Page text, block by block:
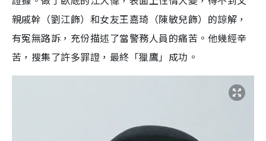
親戚幹（劉江飾）和女友王嘉琦（陳敏兒飾）的諒解，
有冤無路訴，充份描述了當警務人員的痛苦。他幾經辛
苦，搜集了許多罪證，最終「獵鷹」成功。